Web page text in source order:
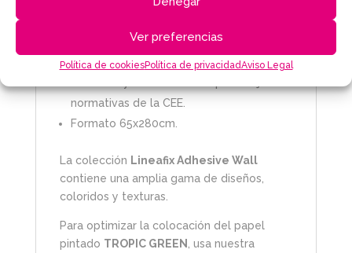
Ver preferencias
Política de cookiesPolítica de privacidadAviso Legal
color debido a la impresión digital con
tintas UV con certificado REACH.
normativas de la CEE.
Formato 65x280cm.
La colección Lineafix Adhesive Wall
contiene una amplia gama de diseños,
coloridos y texturas.
Para optimizar la colocación del papel
pintado TROPIC GREEN
, usa nuestra